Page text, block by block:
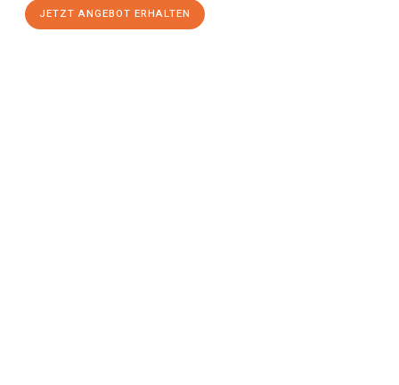
JETZT ANGEBOT ERHALTEN